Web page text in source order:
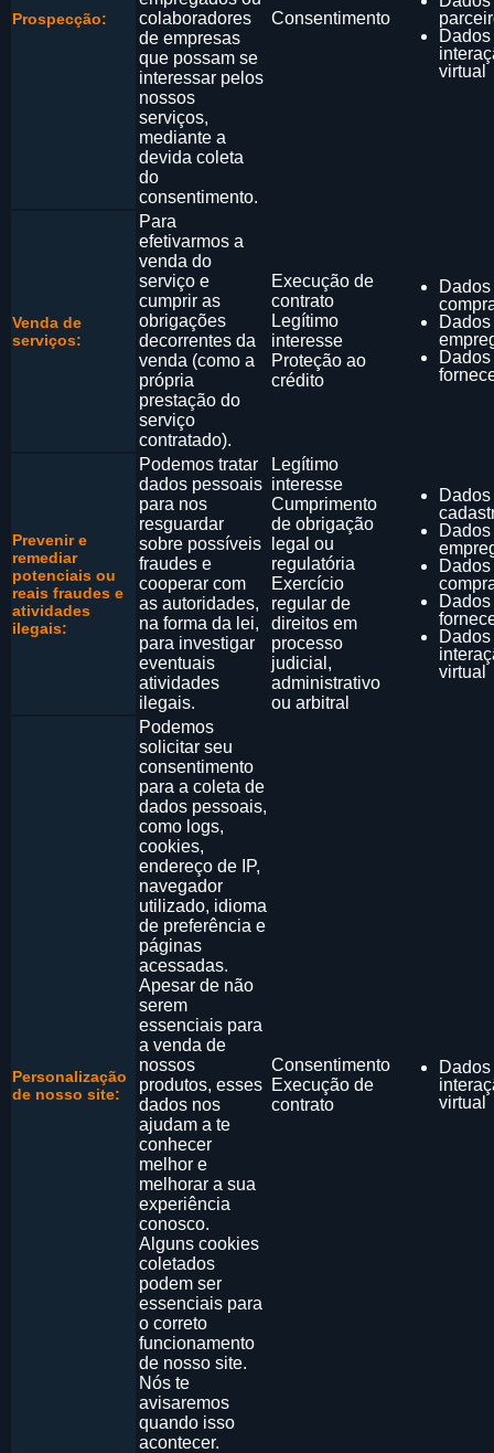
Prospecção:
colaboradores
de empresas
que possam se
interessar pelos
nossos
serviços,
mediante a
devida coleta
do
consentimento.
Consentimento
virtual
Venda de
serviços:
Para
efetivarmos a
venda do
serviço e
cumprir as
obrigações
decorrentes da
venda (como a
própria
prestação do
serviço
contratado).
Execução de
contrato
Legítimo
interesse
Proteção ao
crédito
Prevenir e
remediar
potenciais ou
reais fraudes e
atividades
ilegais:
Podemos tratar
dados pessoais
para nos
resguardar
sobre possíveis
fraudes e
cooperar com
as autoridades,
na forma da lei,
para investigar
eventuais
atividades
ilegais.
Legítimo
interesse
Cumprimento
de obrigação
legal ou
regulatória
Exercício
regular de
direitos em
processo
judicial,
administrativo
ou arbitral
virtual
Personalização
de nosso site:
Podemos
solicitar seu
consentimento
para a coleta de
dados pessoais,
como logs,
cookies,
endereço de IP,
navegador
utilizado, idioma
de preferência e
páginas
acessadas.
Apesar de não
serem
essenciais para
a venda de
nossos
produtos, esses
dados nos
ajudam a te
conhecer
melhor e
melhorar a sua
experiência
conosco.
Alguns cookies
coletados
podem ser
essenciais para
o correto
funcionamento
de nosso site.
Nós te
avisaremos
quando isso
acontecer.
Consentimento
Execução de
contrato
virtual